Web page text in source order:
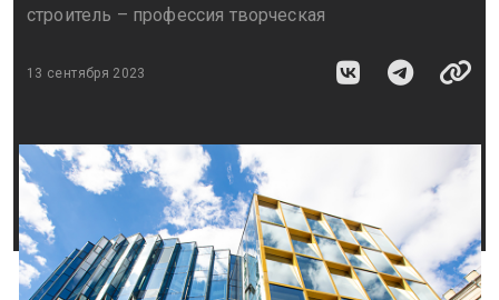
строитель – профессия творческая
13 сентября 2023